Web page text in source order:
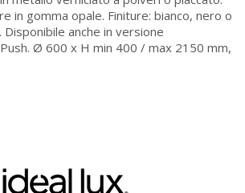
in gomma opale. Finiture: bianco, nero o
anche in versione
Ø 600 x H min 400 / max 2150 mm,